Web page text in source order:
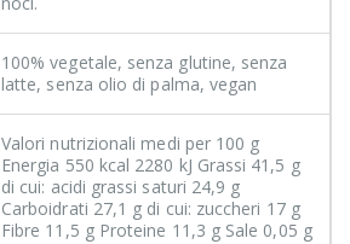
100% vegetale, senza glutine, senza
latte, senza olio di palma, vegan
Valori nutrizionali medi per 100 g
Energia 550 kcal 2280 kJ Grassi 41,5 g
di cui: acidi grassi saturi 24,9 g
Carboidrati 27,1 g di cui: zuccheri 17 g
Fibre 11,5 g Proteine 11,3 g Sale 0,05 g